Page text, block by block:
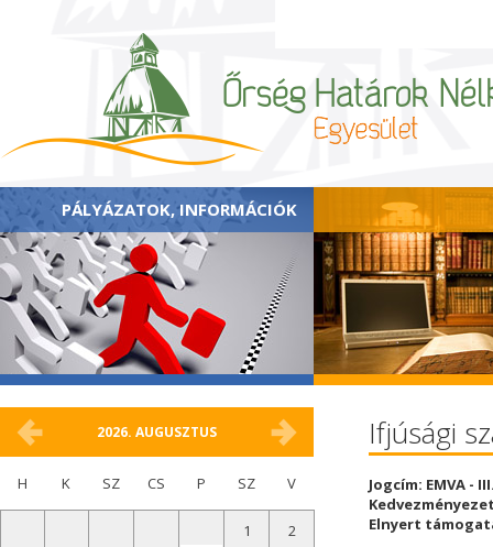
PÁLYÁZATOK, INFORMÁCIÓK
2026. AUGUSZTUS
H K SZ CS P SZ V
1 2
Ifjúsági
Jogcím: EMVA -
Elnyert